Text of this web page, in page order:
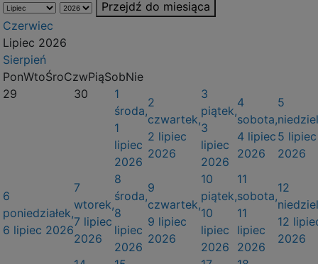
Przejdź do miesiąca
Czerwiec
Lipiec 2026
Sierpień
PonWtoŚroCzwPiąSobNie
29
30
1
środa,
1
lipiec
2026
2
czwartek,
2 lipiec
2026
3
piątek,
3
lipiec
2026
4
sobota,
4 lipiec
2026
5
5 lipiec
2026
6
poniedziałek,
6 lipiec 2026
7
wtorek,
7 lipiec
2026
8
środa,
8
lipiec
2026
9
czwartek,
9 lipiec
2026
10
piątek,
10
lipiec
2026
11
sobota,
11
lipiec
2026
12
12
2026